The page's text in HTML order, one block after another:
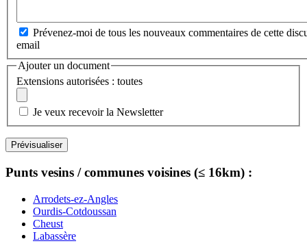
Prévenez-moi de tous les nouveaux commentaires de cette
email
Ajouter un document
Extensions autorisées : toutes
Je veux recevoir la Newsletter
Punts vesins / communes voisines (≤ 16km) :
Arrodets-ez-Angles
Ourdis-Cotdoussan
Cheust
Labassère